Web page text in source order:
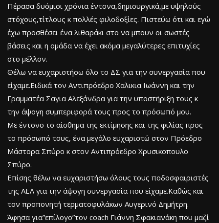
Πέρασα δυόμισι χρόνια έντονα,δημιουργικά,με υψηλούς
στόχους,τίτλους κ πολλές φιλοδοξίες. Πιστεύω ότι και εγώ
έχω προσθέσει ένα λιθαράκι στο να μπουν οι σωστές
βάσεις και η ομάδα να έχει ακόμα μεγαλύτερες επιτυχίες
στο μέλλον.
Θέλω να ευχαριστήσω όλο το ΔΣ για την συνεργασία που
είχαμε.Ειδικά τον Αντιπρόεδρο Χαλικια Ιωάννη και την
Γραμματέα Σαγια Αλεξάνδρα για την υποστήριξη τους κ
την άψογη συμπεριφορά τους προς το πρόσωπό μου.
Με έντονο το αίσθημα της εκτίμησης και της φιλίας προς
το πρόσωπό τους, ένα μεγάλο ευχαριστώ στον Πρόεδρο
Μάστορα Σπύρο κ στον Αντιπρόεδρο Χρυσικοπουλο
Σπύρο.
Επίσης θέλω να ευχαριστήσω όλους τους ποδοσφαιριστές
της ΑΕΛ για την άψογη συνεργασία που είχαμε.Καθώς και
τον προπονητή τερματοφυλάκων Αυγερινό Δημήτρη.
Άφησα για”επίλογο”τον coach Γιάννη Σφακιανάκη που μαζί